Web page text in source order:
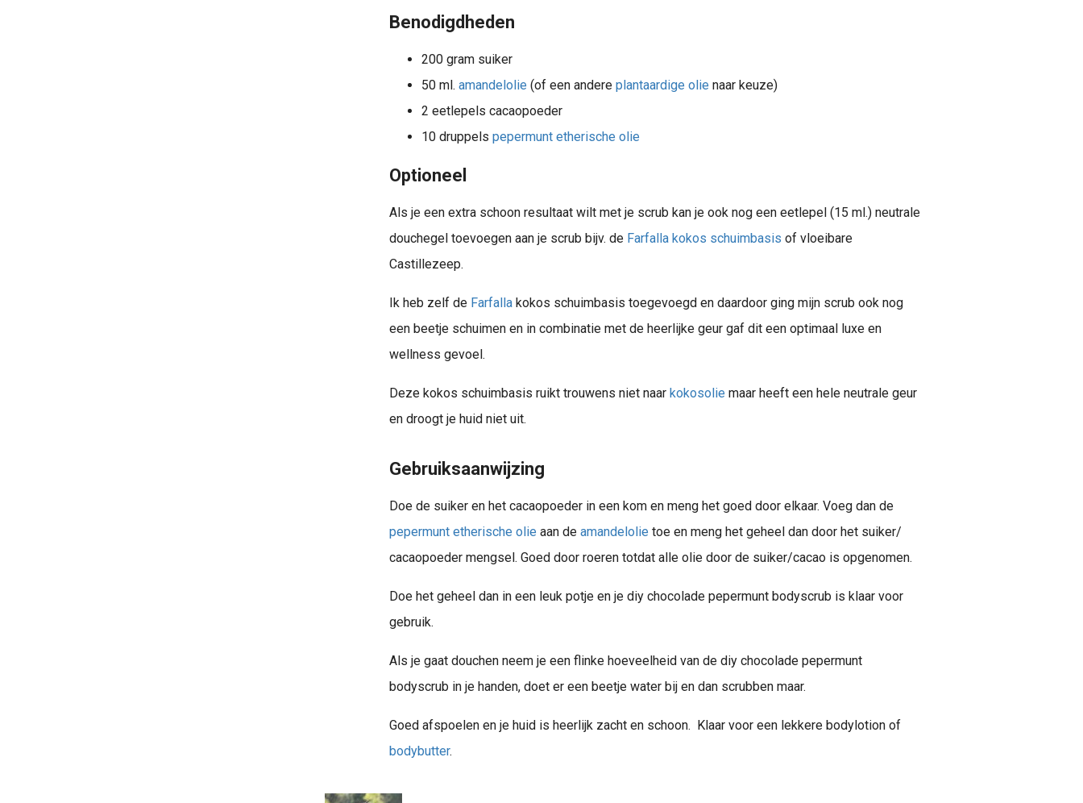
Benodigdheden
200 gram suiker
50 ml. amandelolie (of een andere plantaardige olie naar keuze)
2 eetlepels cacaopoeder
10 druppels pepermunt etherische olie
Optioneel
Als je een extra schoon resultaat wilt met je scrub kan je ook nog een eetlepel (15 ml.) neutrale
douchegel toevoegen aan je scrub bijv. de Farfalla kokos schuimbasis of vloeibare
Castillezeep.
Ik heb zelf de Farfalla kokos schuimbasis toegevoegd en daardoor ging mijn scrub ook nog
een beetje schuimen en in combinatie met de heerlijke geur gaf dit een optimaal luxe en
wellness gevoel.
Deze kokos schuimbasis ruikt trouwens niet naar kokosolie maar heeft een hele neutrale geur
en droogt je huid niet uit.
Gebruiksaanwijzing
Doe de suiker en het cacaopoeder in een kom en meng het goed door elkaar. Voeg dan de
pepermunt etherische olie aan de amandelolie toe en meng het geheel dan door het suiker/
cacaopoeder mengsel. Goed door roeren totdat alle olie door de suiker/cacao is opgenomen.
Doe het geheel dan in een leuk potje en je diy chocolade pepermunt bodyscrub is klaar voor
gebruik.
Als je gaat douchen neem je een flinke hoeveelheid van de diy chocolade pepermunt
bodyscrub in je handen, doet er een beetje water bij en dan scrubben maar.
Goed afspoelen en je huid is heerlijk zacht en schoon. Klaar voor een lekkere bodylotion of
bodybutter.